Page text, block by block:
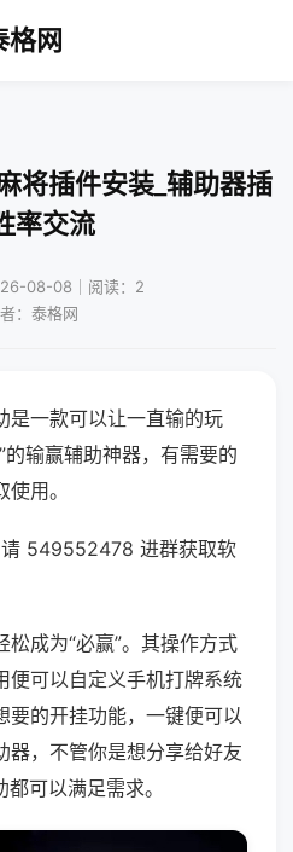
格网
将插件安装_辅助器插
率交流
08-08｜阅读：2
：泰格网
是一款可以让一直输的玩
的输赢辅助神器，有需要的
用。
549552478 进群获取软
成为“必赢”。其操作方式
便可以自定义手机打牌系统
要的开挂功能，一键便可以
器，不管你是想分享给好友
可以满足需求。